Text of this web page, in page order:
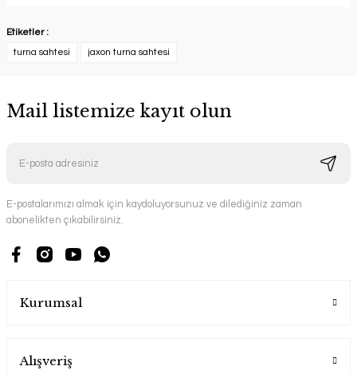
Etiketler :
turna sahtesi
jaxon turna sahtesi
Mail listemize kayıt olun
E-postalarımızı almak için kaydoluyorsunuz ve dilediğiniz zaman
abonelikten çıkabilirsiniz.
Kurumsal
Alışveriş